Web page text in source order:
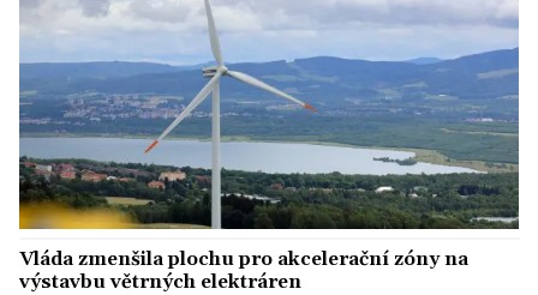
Vláda zmenšila plochu pro akcelerační zóny na
výstavbu větrných elektráren